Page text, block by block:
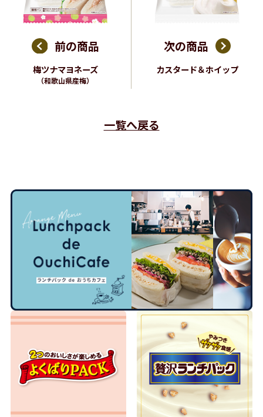
前の商品
梅ツナマヨネーズ
（和歌山県産梅）
一覧へ戻る
次の商品
カスタード＆ホイップ